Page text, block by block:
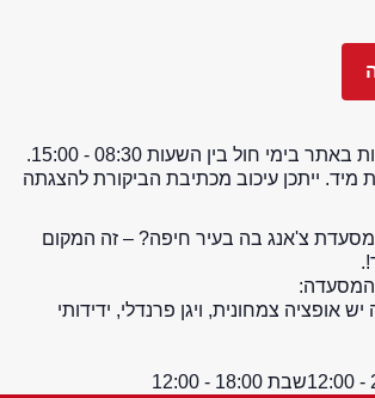
בימי חול בין השעות 08:30 - 15:00.
מיד. ייתכן עיכוב מכתיבת הביקורת להצגתה
צ'אנג בה בעיר חיפה? – זה המקום
המסעדה:
אופציה צמחונית, ויגן פרנדלי, ידידותי
שבת 18:00 - 12:00